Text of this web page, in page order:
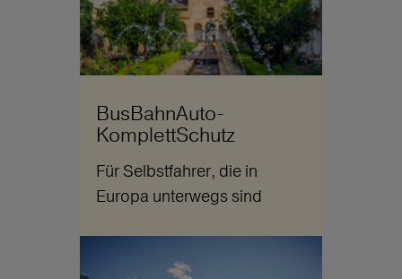
BusBahnAuto-
KomplettSchutz
Für Selbstfahrer, die in
Europa unterwegs sind